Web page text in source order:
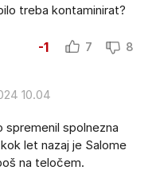
treba kontaminirat?
-1 7 8
10.04
spolnezna
let nazaj je Salome
na teločem.